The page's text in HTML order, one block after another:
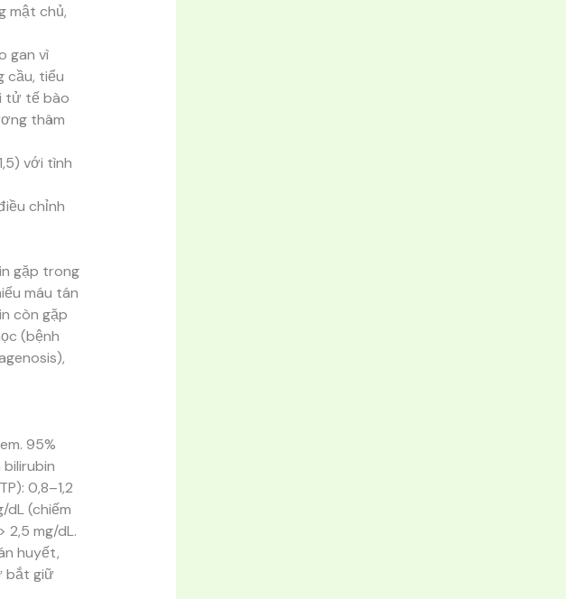
mật chủ,
gan vì
cầu, tiểu
tử tế bào
thâm
với tình
chỉnh
gặp trong
máu tán
còn gặp
(bệnh
95%
0,8–1,2
dL (chiếm
2,5 mg/dL.
huyết,
bắt giữ